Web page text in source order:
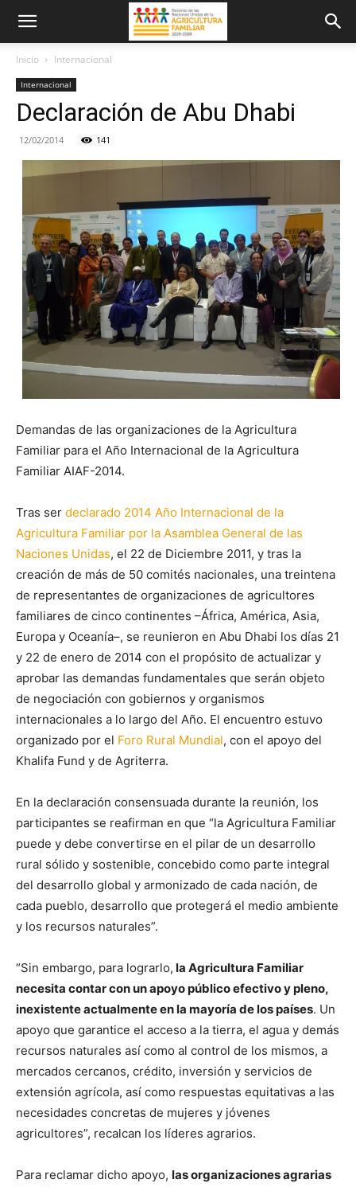
Inicio Internacional
Internacional
Declaración de Abu Dhabi
12/02/2014 141
Demandas de las organizaciones de la Agricultura
Familiar para el Año Internacional de la Agricultura
Familiar AIAF-2014.
Tras ser declarado 2014 Año Internacional de la
Agricultura Familiar por la Asamblea General de las
Naciones Unidas, el 22 de Diciembre 2011, y tras la
creación de más de 50 comités nacionales, una treintena
de representantes de organizaciones de agricultores
familiares de cinco continentes –África, América, Asia,
Europa y Oceanía–, se reunieron en Abu Dhabi los días 21
y 22 de enero de 2014 con el propósito de actualizar y
aprobar las demandas fundamentales que serán objeto
de negociación con gobiernos y organismos
internacionales a lo largo del Año. El encuentro estuvo
organizado por el Foro Rural Mundial, con el apoyo del
Khalifa Fund y de Agriterra.
En la declaración consensuada durante la reunión, los
participantes se reafirman en que “la Agricultura Familiar
puede y debe convertirse en el pilar de un desarrollo
rural sólido y sostenible, concebido como parte integral
del desarrollo global y armonizado de cada nación, de
cada pueblo, desarrollo que protegerá el medio ambiente
y los recursos naturales”.
“Sin embargo, para lograrlo, la Agricultura Familiar
necesita contar con un apoyo público efectivo y pleno,
inexistente actualmente en la mayoría de los países. Un
apoyo que garantice el acceso a la tierra, el agua y demás
recursos naturales así como al control de los mismos, a
mercados cercanos, crédito, inversión y servicios de
extensión agrícola, así como respuestas equitativas a las
necesidades concretas de mujeres y jóvenes
agricultores”, recalcan los líderes agrarios.
Para reclamar dicho apoyo, las organizaciones agrarias